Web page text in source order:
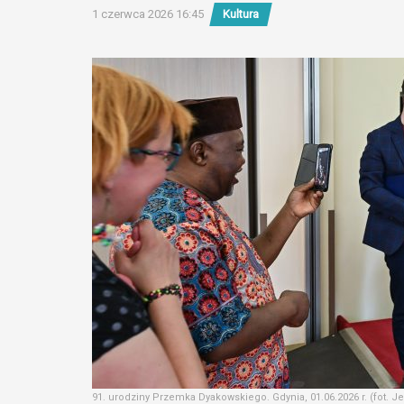
1 czerwca 2026 16:45 Kultura
91. urodziny Przemka Dyakowskiego. Gdynia, 01.06.2026 r. (fot.